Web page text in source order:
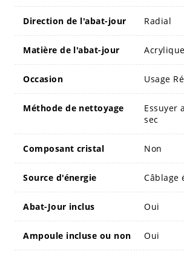
Direction de l'abat-jour Radial
Matière de l'abat-jour Acrylique
Occasion Usage
Méthode de nettoyage
Essuyer
sec
Composant cristal Non
Source d'énergie Câblage
Abat-Jour inclus Oui
Ampoule incluse ou non Oui